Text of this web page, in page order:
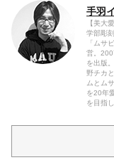
手羽
【美大
学部彫
「ムサ
営。
を出版
野チカ
ムとム
を20年
を目指